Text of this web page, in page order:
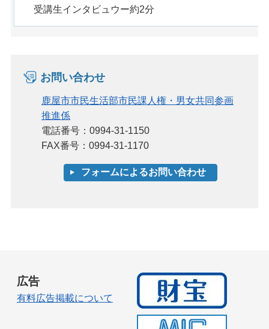
受講生インタビュウー約2分
お問い合わせ
鹿屋市市民生活部市民課人権・男女共同参画
推進係
電話番号：0994-31-1150
FAX番号：0994-31-1170
広告
有料広告掲載について